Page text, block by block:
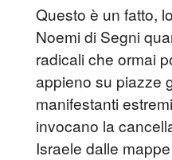
Questo è un fatto,
Noemi di Segni
radicali che ormai
appieno su piazze
manifestanti
invocano la
Israele dalle